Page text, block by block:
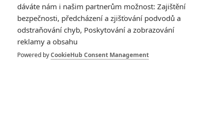
dáváte nám i našim partnerům možnost: Zajištění
bezpečnosti, předcházení a zjišťování podvodů a
odstraňování chyb, Poskytování a zobrazování
reklamy a obsahu
Powered byCookieHub Consent Management